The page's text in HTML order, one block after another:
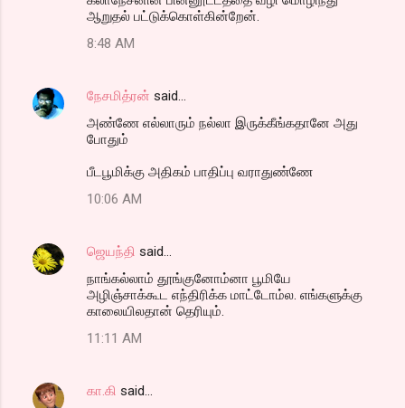
ஆறுதல் பட்டுக்கொள்கின்றேன்.
8:48 AM
நேசமித்ரன் said…
அண்ணே எல்லாரும் நல்லா இருக்கீங்கதானே அது
போதும்
பீடபூமிக்கு அதிகம் பாதிப்பு வராதுண்ணே
10:06 AM
ஜெயந்தி said…
நாங்கல்லாம் தூங்குனோம்னா பூமியே
அழிஞ்சாக்கூட எந்திரிக்க மாட்டோம்ல. எங்களுக்கு
காலையிலதான் தெரியும்.
11:11 AM
கா.கி said…